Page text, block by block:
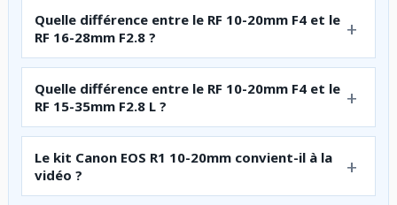
Quelle différence entre le RF 10-20mm F4 et le
RF 16-28mm F2.8 ?
Quelle différence entre le RF 10-20mm F4 et le
RF 15-35mm F2.8 L ?
Le kit Canon EOS R1 10-20mm convient-il à la
vidéo ?